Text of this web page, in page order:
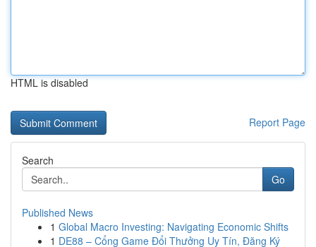
HTML is disabled
Report Page
Search
Go
Published News
1 Global Macro Investing: Navigating Economic Shifts
1 DE88 – Cổng Game Đổi Thưởng Uy Tín, Đăng Ký